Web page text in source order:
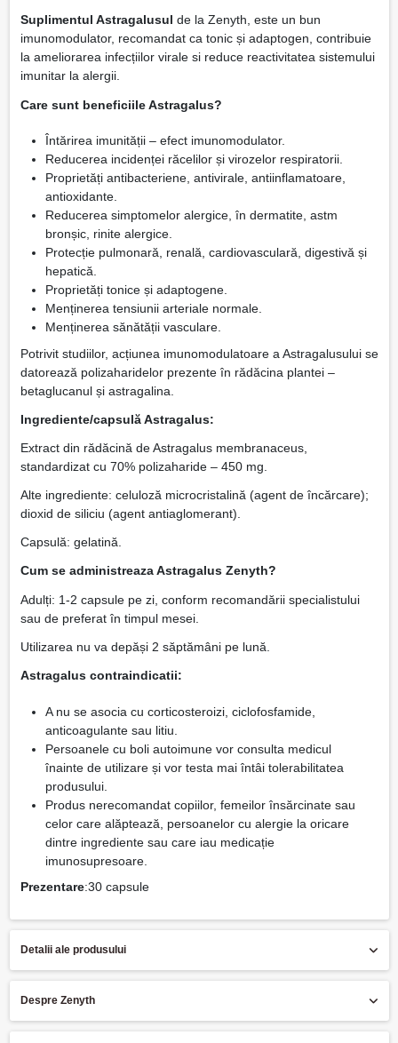
Suplimentul Astragalusul de la Zenyth, este un bun
imunomodulator, recomandat ca tonic și adaptogen, contribuie
la ameliorarea infecțiilor virale si reduce reactivitatea sistemului
imunitar la alergii.
Care sunt beneficiile Astragalus?
Întărirea imunității – efect imunomodulator.
Reducerea incidenței răcelilor și virozelor respiratorii.
Proprietăți antibacteriene, antivirale, antiinflamatoare,
antioxidante.
Reducerea simptomelor alergice, în dermatite, astm
bronșic, rinite alergice.
Protecție pulmonară, renală, cardiovasculară, digestivă și
hepatică.
Proprietăți tonice și adaptogene.
Menținerea tensiunii arteriale normale.
Menținerea sănătății vasculare.
Potrivit studiilor, acțiunea imunomodulatoare a Astragalusului se
datorează polizaharidelor prezente în rădăcina plantei –
betaglucanul și astragalina.
Ingrediente/capsulă Astragalus:
Extract din rădăcină de Astragalus membranaceus,
standardizat cu 70% polizaharide – 450 mg.
Alte ingrediente: celuloză microcristalină (agent de încărcare);
dioxid de siliciu (agent antiaglomerant).
Capsulă: gelatină.
Cum se administreaza Astragalus Zenyth?
Adulți: 1-2 capsule pe zi, conform recomandării specialistului
sau de preferat în timpul mesei.
Utilizarea nu va depăși 2 săptămâni pe lună.
Astragalus contraindicatii:
A nu se asocia cu corticosteroizi, ciclofosfamide,
anticoagulante sau litiu.
Persoanele cu boli autoimune vor consulta medicul
înainte de utilizare și vor testa mai întâi tolerabilitatea
produsului.
Produs nerecomandat copiilor, femeilor însărcinate sau
celor care alăptează, persoanelor cu alergie la oricare
dintre ingrediente sau care iau medicație
imunosupresoare.
Prezentare:30 capsule
Detalii ale produsului
Despre Zenyth